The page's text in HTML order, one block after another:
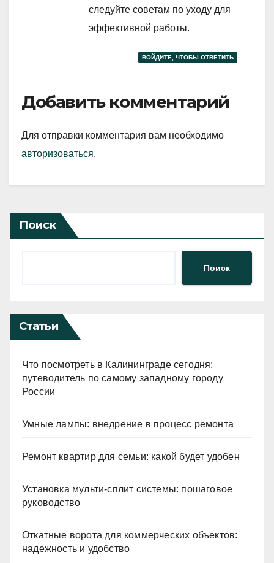
следуйте советам по уходу для
эффективной работы.
ВОЙДИТЕ, ЧТОБЫ ОТВЕТИТЬ
Добавить комментарий
Для отправки комментария вам необходимо
авторизоваться.
Поиск
Поиск
Статьи
Что посмотреть в Калининграде сегодня:
путеводитель по самому западному городу
России
Умные лампы: внедрение в процесс ремонта
Ремонт квартир для семьи: какой будет удобен
Установка мульти-сплит системы: пошаговое
руководство
Откатные ворота для коммерческих объектов:
надежность и удобство